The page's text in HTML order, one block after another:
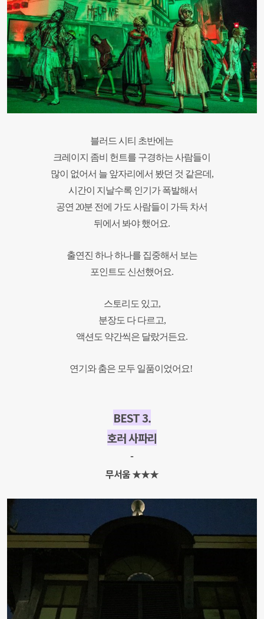
블러드 시티 초반에는
크레이지 좀비 헌트를 구경하는 사람들이
많이 없어서 늘 앞자리에서 봤던 것 같은데,
시간이 지날수록 인기가 폭발해서
공연 20분 전에 가도 사람들이 가득 차서
뒤에서 봐야 했어요.
출연진 하나 하나를 집중해서 보는
포인트도 신선했어요.
스토리도 있고,
분장도 다 다르고,
액션도 약간씩은 달랐거든요.
연기와 춤은 모두 일품이었어요!
BEST 3.
호러 사파리
-
무서움 ★★★